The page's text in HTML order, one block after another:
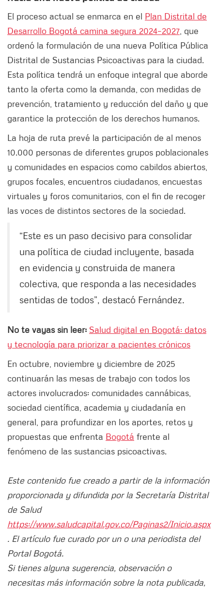
El proceso actual se enmarca en el Plan Distrital de
Desarrollo Bogotá camina segura 2024–2027 , que
ordenó la formulación de una nueva Política Pública
Distrital de Sustancias Psicoactivas para la ciudad.
Esta política tendrá un enfoque integral que aborde
tanto la oferta como la demanda, con medidas de
prevención, tratamiento y reducción del daño y que
garantice la protección de los derechos humanos.
La hoja de ruta prevé la participación de al menos
10.000 personas de diferentes grupos poblacionales
y comunidades en espacios como cabildos abiertos,
grupos focales, encuentros ciudadanos, encuestas
virtuales y foros comunitarios, con el fin de recoger
las voces de distintos sectores de la sociedad.
“Este es un paso decisivo para consolidar
una política de ciudad incluyente, basada
en evidencia y construida de manera
colectiva, que responda a las necesidades
sentidas de todos”, destacó Fernández.
No te vayas sin leer: Salud digital en Bogotá: datos
y tecnología para priorizar a pacientes crónicos
En octubre, noviembre y diciembre de 2025
continuarán las mesas de trabajo con todos los
actores involucrados: comunidades cannábicas,
sociedad científica, academia y ciudadanía en
general, para profundizar en los aportes, retos y
propuestas que enfrenta Bogotá frente al
fenómeno de las sustancias psicoactivas.
Este contenido fue creado a partir de la información
proporcionada y difundida por la Secretaría Distrital
de Salud
https://www.saludcapital.gov.co/Paginas2/Inicio.aspx
. El artículo fue curado por un o una periodista del
Portal Bogotá.
Si tienes alguna sugerencia, observación o
necesitas más información sobre la nota publicada,